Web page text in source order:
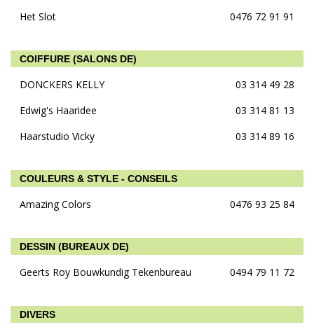
Het Slot 0476 72 91 91
COIFFURE (SALONS DE)
DONCKERS KELLY
03 314 49 28
Edwig's Haaridee
03 314 81 13
Haarstudio Vicky
03 314 89 16
COULEURS & STYLE - CONSEILS
Amazing Colors 0476 93 25 84
DESSIN (BUREAUX DE)
Geerts Roy Bouwkundig Tekenbureau 0494 79 11 72
DIVERS